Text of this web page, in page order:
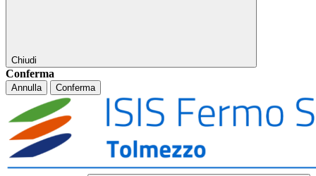
Chiudi
Conferma
Annulla Conferma